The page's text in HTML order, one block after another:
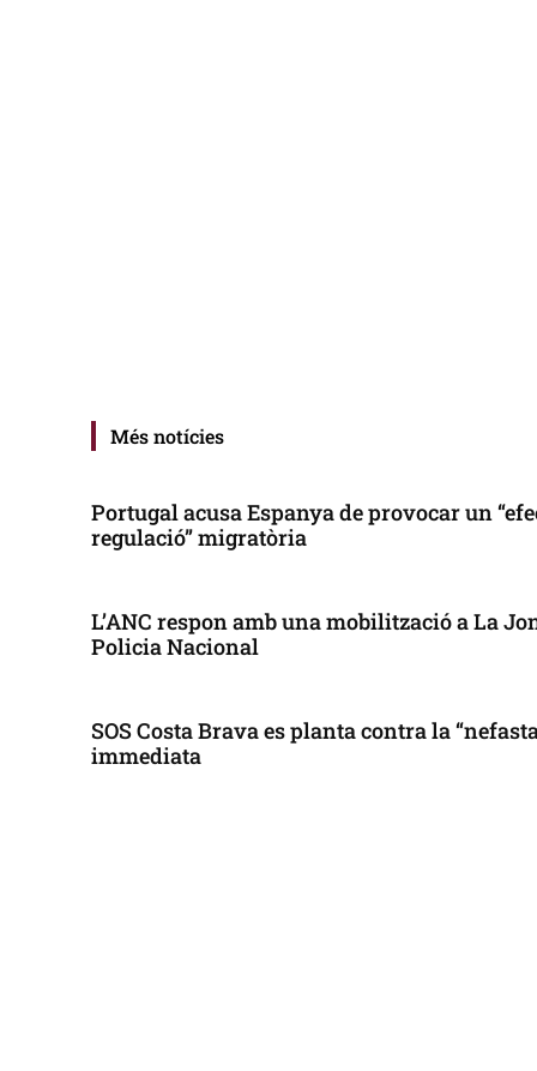
Més notícies
Portugal acusa Espanya de provocar un
regulació” migratòria
L’ANC respon amb una mobilització a La
Policia Nacional
SOS Costa Brava es planta contra la
immediata